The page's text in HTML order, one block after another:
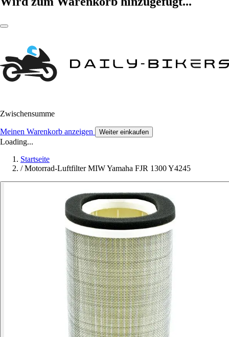
Zwischensumme
Meinen Warenkorb anzeigen Weiter einkaufen
Loading...
Startseite
/ Motorrad-Luftfilter MIW Yamaha FJR 1300 Y4245